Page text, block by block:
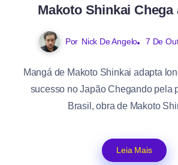
Makoto Shinkai Chega
Por Nick De Angelo 7 De
Mangá de Makoto Shinkai adapta
sucesso no Japão Chegando pela
Brasil, obra de Makoto
Leia Mais